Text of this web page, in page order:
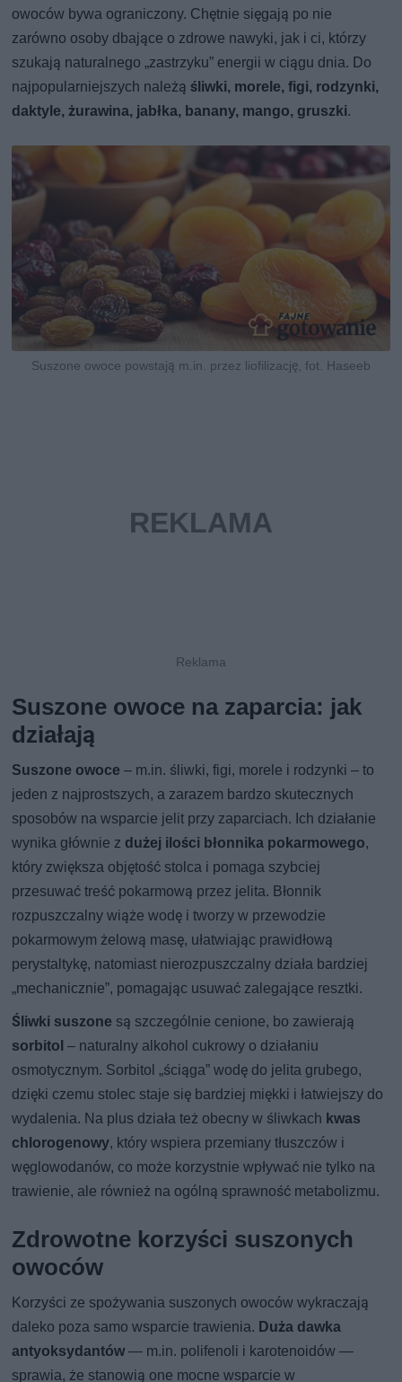
owoców bywa ograniczony. Chętnie sięgają po nie
zarówno osoby dbające o zdrowe nawyki, jak i ci, którzy
szukają naturalnego „zastrzyku” energii w ciągu dnia. Do
najpopularniejszych należąśliwki, morele, figi, rodzynki,
daktyle, żurawina, jabłka, banany, mango, gruszki.
Suszone owoce powstają m.in. przez liofilizację, fot. Haseeb
Suszone owoce na zaparcia: jak
działają
Suszone owoce – m.in. śliwki, figi, morele i rodzynki – to
jeden z najprostszych, a zarazem bardzo skutecznych
sposobów na wsparcie jelit przy zaparciach. Ich działanie
wynika głównie z dużej ilości błonnika pokarmowego,
który zwiększa objętość stolca i pomaga szybciej
przesuwać treść pokarmową przez jelita. Błonnik
rozpuszczalny wiąże wodę i tworzy w przewodzie
pokarmowym żelową masę, ułatwiając prawidłową
perystaltykę, natomiast nierozpuszczalny działa bardziej
„mechanicznie”, pomagając usuwać zalegające resztki.
Śliwki suszone są szczególnie cenione, bo zawierają
sorbitol – naturalny alkohol cukrowy o działaniu
osmotycznym. Sorbitol „ściąga” wodę do jelita grubego,
dzięki czemu stolec staje się bardziej miękki i łatwiejszy do
wydalenia. Na plus działa też obecny w śliwkach kwas
chlorogenowy, który wspiera przemiany tłuszczów i
węglowodanów, co może korzystnie wpływać nie tylko na
trawienie, ale również na ogólną sprawność metabolizmu.
Zdrowotne korzyści suszonych
owoców
Korzyści ze spożywania suszonych owoców wykraczają
daleko poza samo wsparcie trawienia. Duża dawka
antyoksydantów — m.in. polifenoli i karotenoidów —
sprawia, że stanowią one mocne wsparcie w